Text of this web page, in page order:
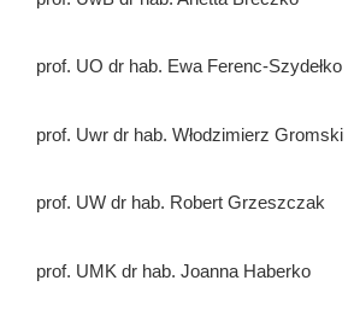
prof. UO dr hab. Ewa Ferenc-Szydełko
prof. Uwr dr hab. Włodzimierz Gromski
prof. UW dr hab. Robert Grzeszczak
prof. UMK dr hab. Joanna Haberko